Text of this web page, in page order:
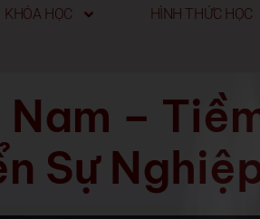
KHÓA HỌC
HÌNH THỨC HỌC
–
Sự